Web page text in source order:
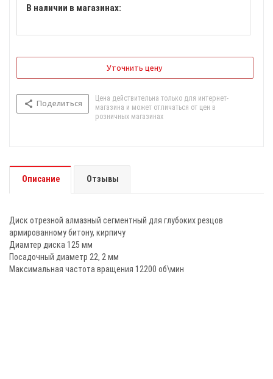
В наличии в магазинах:
Уточнить цену
Поделиться
Цена действительна только для интернет-
магазина и может отличаться от цен в
розничных магазинах
Описание Отзывы
Диск отрезной алмазный сегментный для глубоких резцов
армированному битону, кирпичу
Диамтер диска 125 мм
Посадочный диаметр 22, 2 мм
Максимальная частота вращения 12200 об\мин